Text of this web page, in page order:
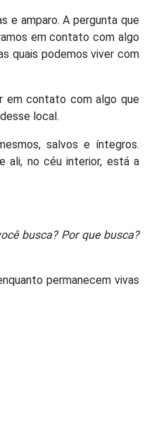
e amparo. A pergunta que
em contato com algo
quais podemos viver com
em contato com algo que
local.
salvos e íntegros.
ali, no céu interior, está a
busca? Por que busca?
permanecem vivas